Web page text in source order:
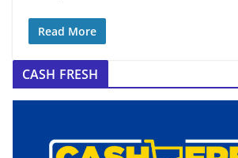
Read More
CASH FRESH